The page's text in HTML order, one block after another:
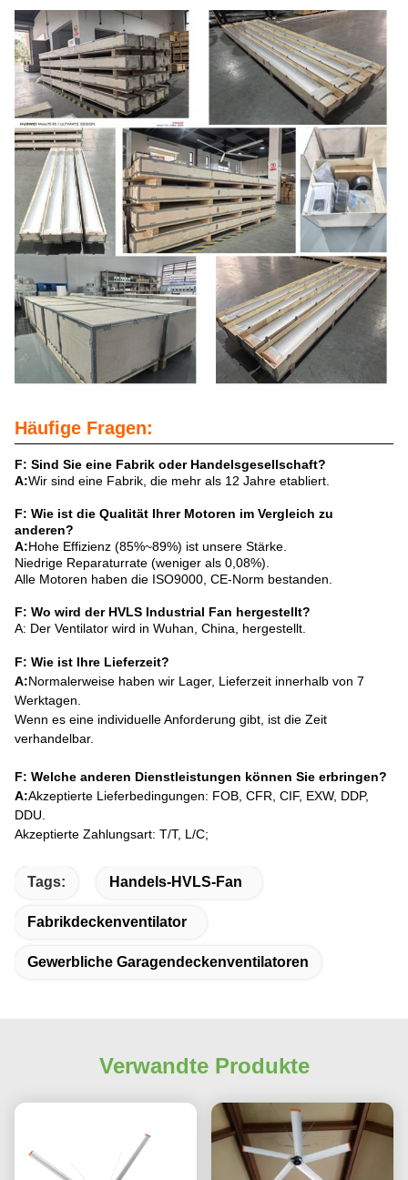
Häufige Fragen:
F: Sind Sie eine Fabrik oder Handelsgesellschaft?
A:Wir sind eine Fabrik, die mehr als 12 Jahre etabliert.
F: Wie ist die Qualität Ihrer Motoren im Vergleich zu
anderen?
A:Hohe Effizienz (85%~89%) ist unsere Stärke.
Niedrige Reparaturrate (weniger als 0,08%).
Alle Motoren haben die ISO9000, CE-Norm bestanden.
F: Wo wird der HVLS Industrial Fan hergestellt?
A: Der Ventilator wird in Wuhan, China, hergestellt.
F: Wie ist Ihre Lieferzeit?
A:Normalerweise haben wir Lager, Lieferzeit innerhalb von 7
Werktagen.
Wenn es eine individuelle Anforderung gibt, ist die Zeit
verhandelbar.
F: Welche anderen Dienstleistungen können Sie erbringen?
A:Akzeptierte Lieferbedingungen: FOB, CFR, CIF, EXW, DDP,
DDU.
Akzeptierte Zahlungsart: T/T, L/C;
Tags: Handels-HVLS-Fan
Fabrikdeckenventilator
Gewerbliche Garagendeckenventilatoren
Verwandte Produkte